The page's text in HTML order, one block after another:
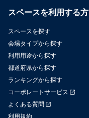
スペースを利用する方
スペースを探す
会場タイプから探す
利用用途から探す
都道府県から探す
ランキングから探す
コーポレートサービス
よくある質問
利用規約